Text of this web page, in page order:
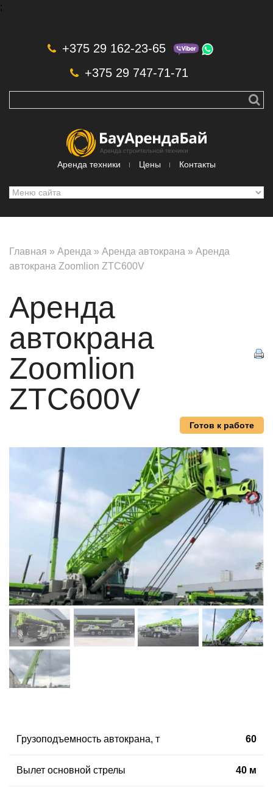
;
+375 29 162-23-65
+375 29 747-71-71
Аренда техники Цены Контакты
Главная » Аренда » Аренда автокрана » Аренда
автокрана Zoomlion ZTC600V
Аренда
автокрана
Zoomlion
ZTC600V
Готов к работе
Грузоподъемность автокрана, т 60
Вылет основной стрелы 40 м